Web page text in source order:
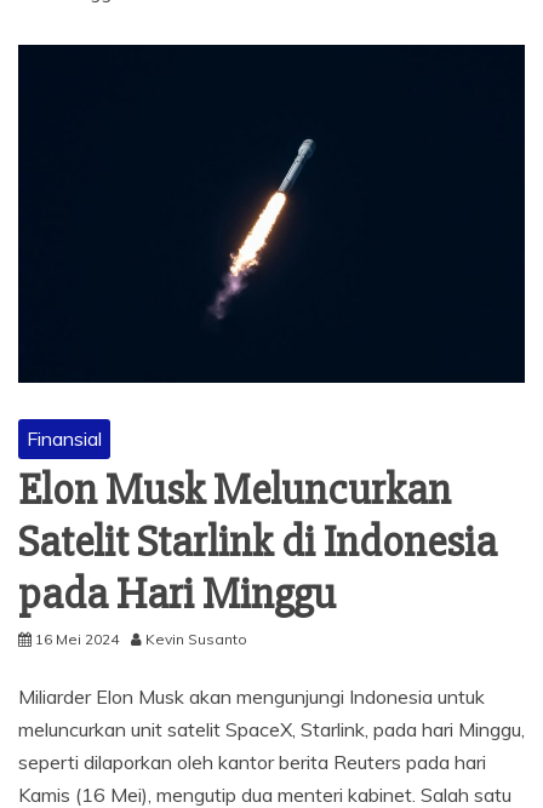
Finansial
Elon Musk Meluncurkan
Satelit Starlink di Indonesia
pada Hari Minggu
16 Mei 2024 Kevin Susanto
Miliarder Elon Musk akan mengunjungi Indonesia untuk
meluncurkan unit satelit SpaceX, Starlink, pada hari Minggu,
seperti dilaporkan oleh kantor berita Reuters pada hari
Kamis (16 Mei), mengutip dua menteri kabinet. Salah satu